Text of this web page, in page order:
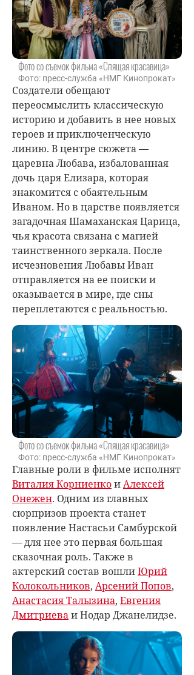
Фото со съемок фильма «Спящая красавица»
Фото: пресс-служба «НМГ Кинопрокат»
Создатели обещают
переосмыслить классическую
историю и добавить в нее новых
героев и приключенческую
линию. В центре сюжета —
царевна Любава, избалованная
дочь царя Елизара, которая
знакомится с обаятельным
Иваном. Но в царстве появляется
загадочная Шамаханская Царица,
чья красота связана с магией
таинственного зеркала. После
исчезновения Любавы Иван
отправляется на ее поиски и
оказывается в мире, где сны
переплетаются с реальностью.
Фото со съемок фильма «Спящая красавица»
Фото: пресс-служба «НМГ Кинопрокат»
Главные роли в фильме исполнят
Виталия КорниенкоиАлексей
Онежен. Одним из главных
сюрпризов проекта станет
появление Настасьи Самбурской
— для нее это первая большая
сказочная роль. Также в
актерский состав вошлиЮрий
Колокольников, Арсений Попов,
Анастасия Талызина, Евгения
Дмитриеваи Нодар Джанелидзе.